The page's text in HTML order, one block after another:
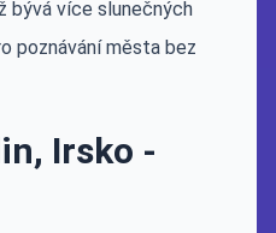
bývá více slunečných
poznávání města bez
Irsko -